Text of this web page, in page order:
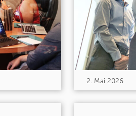
2. Mai 2026